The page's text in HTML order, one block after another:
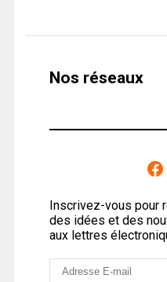
Nos réseaux
Inscrivez-vous pour
des idées et des
aux lettres